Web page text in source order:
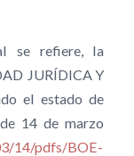
se refiere, la
JURÍDICA Y
el estado de
14 de marzo
14/pdfs/BOE-